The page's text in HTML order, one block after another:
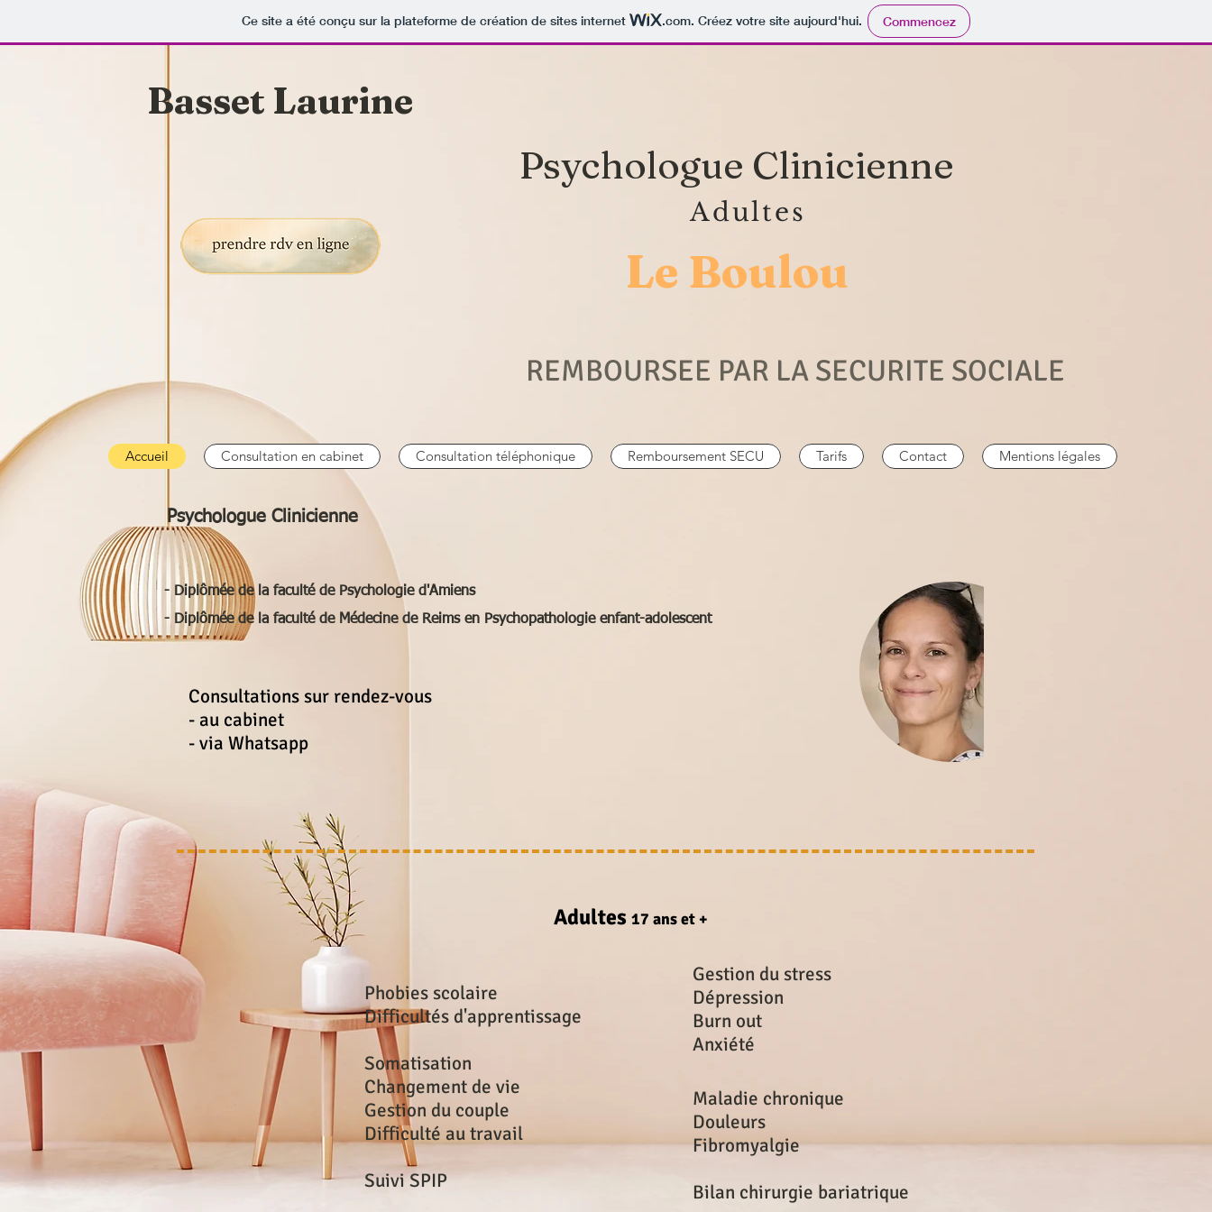
Ce site a été conçu sur la plateforme de création de sites internet .com. Créez votre site aujourd'hui. Commencez
Basset Laurine
Psychologue Clinicienne
Adultes
Le Boulou
REMBOURSEE PAR LA SECURITE SOCIALE
Accueil Consultation en cabinet Consultation téléphonique Remboursement SECU Tarifs Contact Mentions légales
Psychologue Clinicienne
- Diplômée de la faculté de Psychologie d'Amiens
- Diplômée de la faculté de Médecine de Reims en Psychopathologie enfant-adolescent
Consultations sur rendez-vous
- au cabinet
- via Whatsapp
Adultes 17 ans et +
Phobies scolaire
Difficultés d'apprentissage
Somatisation
Changement de vie
Gestion du couple
Difficulté au travail
Suivi SPIP
Gestion du stress
Dépression
Burn out
Anxiété
Maladie chronique
Douleurs
Fibromyalgie
Bilan chirurgie bariatrique